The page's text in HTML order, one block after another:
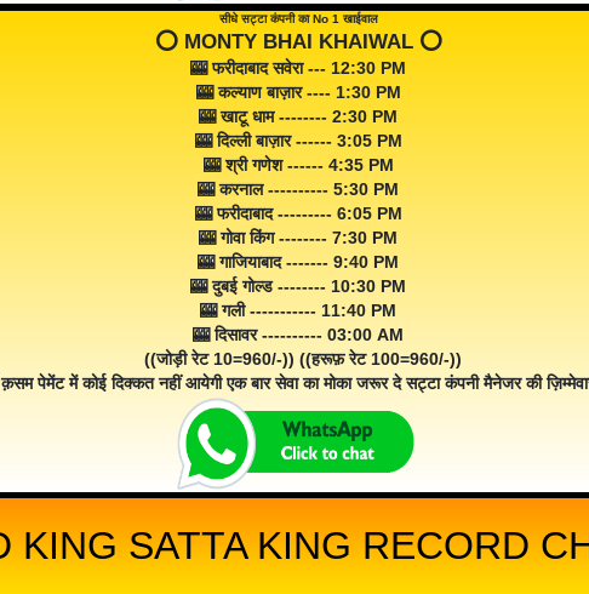
सीधे सट्टा कंपनी का No 1 खाईवाल
⭕️ MONTY BHAI KHAIWAL ⭕️
🎰 फरीदाबाद सवेरा --- 12:30 PM
🎰 कल्याण बाज़ार ---- 1:30 PM
🎰 खाटू धाम -------- 2:30 PM
🎰 दिल्ली बाज़ार ------ 3:05 PM
🎰 श्री गणेश ------ 4:35 PM
🎰 करनाल ---------- 5:30 PM
🎰 फरीदाबाद --------- 6:05 PM
🎰 गोवा किंग -------- 7:30 PM
🎰 गाजियाबाद ------- 9:40 PM
🎰 दुबई गोल्ड -------- 10:30 PM
🎰 गली ----------- 11:40 PM
🎰 दिसावर ---------- 03:00 AM
((जोड़ी रेट 10=960/-)) ((हरूफ़ रेट 100=960/-))
क़सम पेमेंट में कोई दिक्कत नहीं आयेगी एक बार सेवा का मोका जरूर दे सट्टा कंपनी मैनेजर की
KING SATTA KING RECORD